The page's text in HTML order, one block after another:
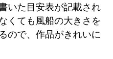
いた目安表が記載され
くても風船の大きさを
ので、作品がきれいに